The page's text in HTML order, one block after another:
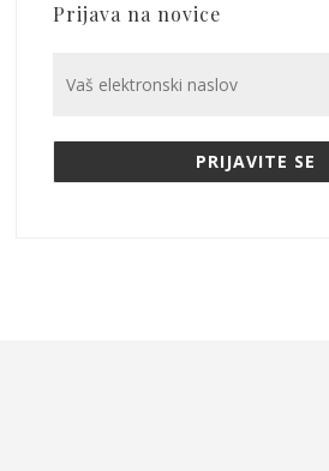
Prijava na novice